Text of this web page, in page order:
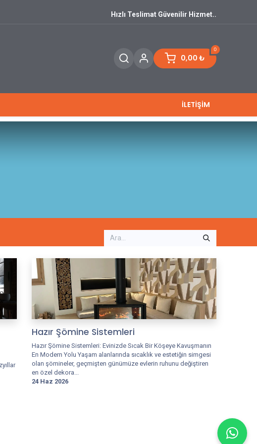
Hızlı Teslimat Güvenilir Hizmet..
0
0,00 ₺
İLETİŞİM
Hazır Şömine Sistemleri
Hazır Şömine Sistemleri: Evinizde Sıcak Bir Köşeye Kavuşmanın
En Modern Yolu Yaşam alanlarında sıcaklık ve estetiğin simgesi
olan şömineler, geçmişten günümüze evlerin ruhunu değiştiren
en özel dekora...
24 Haz 2026